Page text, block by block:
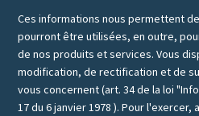
Ces informations nous permettent
pourront être utilisées, en outre,
de nos produits et services. Vous
modification, de rectification et de
vous concernent (art. 34 de la loi
17 du 6 janvier 1978 ). Pour l'exercer,